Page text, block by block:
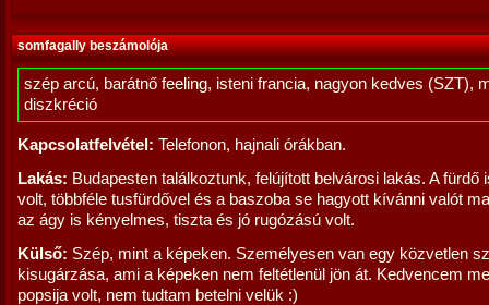
somfagally beszámolója
szép arcú, barátnő feeling, isteni francia, nagyon kedves (SZT),
diszkréció
Kapcsolatfelvétel: Telefonon, hajnali órákban.
Lakás: Budapesten találkoztunk, felújított belvárosi lakás. A fürdő
volt, többféle tusfürdővel és a baszoba se hagyott kívánni valót
az ágy is kényelmes, tiszta és jó rugózású volt.
Külső: Szép, mint a képeken. Személyesen van egy közvetlen
kisugárzása, ami a képeken nem feltétlenül jön át. Kedvencem
popsija volt, nem tudtam betelni velük :)